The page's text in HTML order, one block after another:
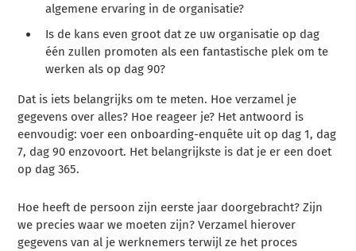
algemene ervaring in de organisatie?
Is de kans even groot dat ze uw organisatie op dag
één zullen promoten als een fantastische plek om te
werken als op dag 90?
Dat is iets belangrijks om te meten. Hoe verzamel je
gegevens over alles? Hoe reageer je? Het antwoord is
eenvoudig: voer een onboarding-enquête uit op dag 1, dag
7, dag 90 enzovoort. Het belangrijkste is dat je er een doet
op dag 365.
Hoe heeft de persoon zijn eerste jaar doorgebracht? Zijn
we precies waar we moeten zijn? Verzamel hierover
gegevens van al je werknemers terwijl ze het proces